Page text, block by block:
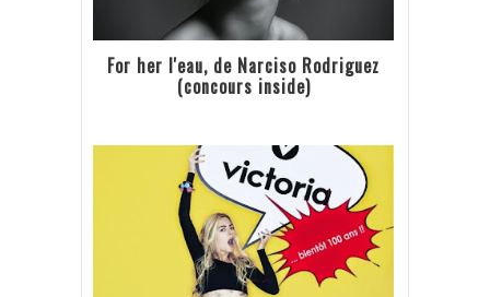
For her l'eau, de Narciso Rodriguez
(concours inside)